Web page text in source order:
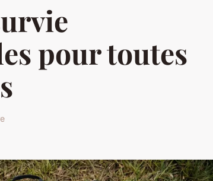
pour toutes